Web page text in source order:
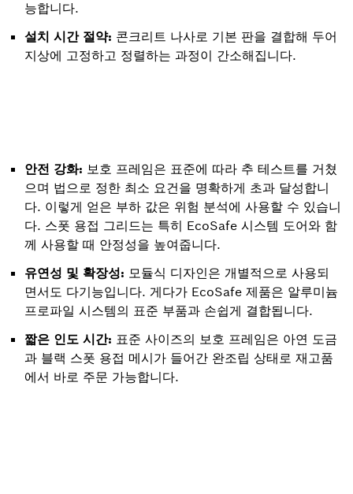
능합니다.
설치 시간 절약: 콘크리트 나사로 기본 판을 결합해 두어
지상에 고정하고 정렬하는 과정이 간소해집니다.
안전 강화: 보호 프레임은 표준에 따라 추 테스트를 거쳤
으며 법으로 정한 최소 요건을 명확하게 초과 달성합니
다. 이렇게 얻은 부하 값은 위험 분석에 사용할 수 있습니
다. 스폿 용접 그리드는 특히 EcoSafe 시스템 도어와 함
께 사용할 때 안정성을 높여줍니다.
유연성 및 확장성: 모듈식 디자인은 개별적으로 사용되
면서도 다기능입니다. 게다가 EcoSafe 제품은 알루미늄
프로파일 시스템의 표준 부품과 손쉽게 결합됩니다.
짧은 인도 시간: 표준 사이즈의 보호 프레임은 아연 도금
과 블랙 스폿 용접 메시가 들어간 완조립 상태로 재고품
에서 바로 주문 가능합니다.